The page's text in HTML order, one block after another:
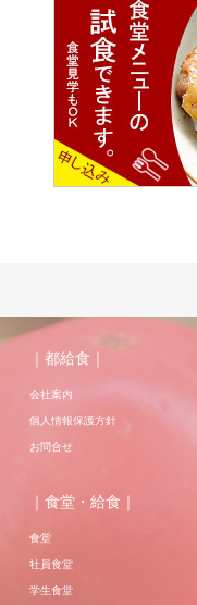
｜都給食｜
会社案内
個人情報保護方針
お問合せ
｜食堂・給食｜
食堂
社員食堂
学生食堂